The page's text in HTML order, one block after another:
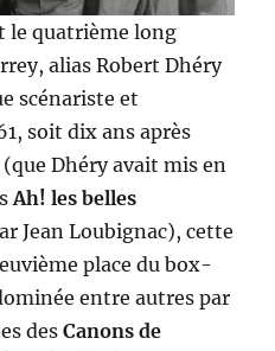
le quatrième long
alias Robert Dhéry
scénariste et
soit dix ans après
(que Dhéry avait mis en
Ah! les belles
Jean Loubignac), cette
place du box-
entre autres par
desCanons de